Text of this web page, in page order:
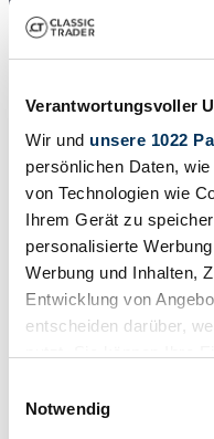
Verantwortungsvoller
Wir und unsere 1022
persönlichen Daten,
von Technologien wie
Ihrem Gerät zu
personalisierte
Werbung und Inhalten,
Entwicklung von
entscheiden darüber,
Trigger Symbol ändern
Notwendig
Mercedes Jagdwagen 8.20
Historie
Preis auf Anfrage